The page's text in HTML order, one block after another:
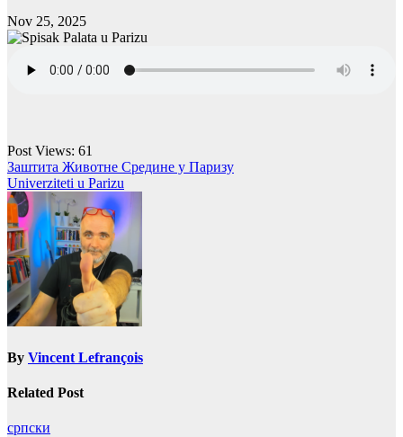
Nov 25, 2025
Post Views: 61
Post
navigation
Заштита Животне Срединe у Паризу
Univerziteti u Parizu
By Vincent Lefrançois
Related Post
српски